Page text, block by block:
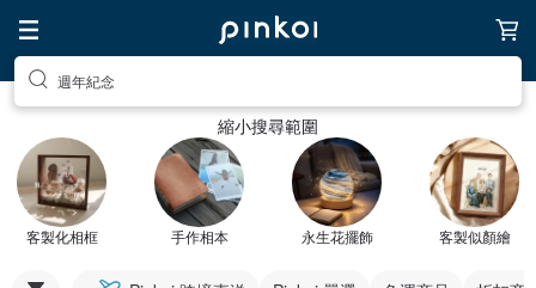
週年紀念
縮小搜尋範圍
客製化相框 手作相本 永生花擺飾 客製似顏繪